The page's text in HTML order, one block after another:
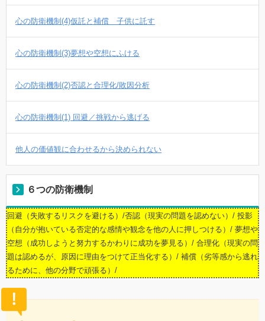
心の防衛機制(4)仮託と補償 子供に託す
心の防衛機制(3)夢想や空想にふける
心の防衛機制(2)否認と合理化/敗因分析
心の防衛機制(1) 回避／挑戦から逃げる
他人の価値観に合わせるから決められない
６つの防衛機制
回避（失敗するリスクを避ける）/否認（現実の問題を認めない）/ 投影
（自分が抱いている否定的な感情や観念を他の人に押しつける）/ 夢想や
空想（成功しようと努力するかわりに成功を夢見る）/ 合理化（現実の問
題は認めるが、原因に理由をつけて正当化する）/ 補償（劣等感から逃れ
るために、他の分野で頑張る）/